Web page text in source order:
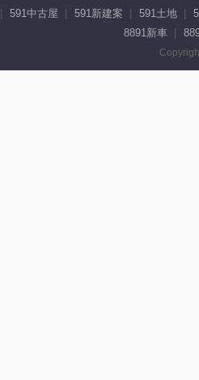
591中古屋 591新建案 591土地
8891新車